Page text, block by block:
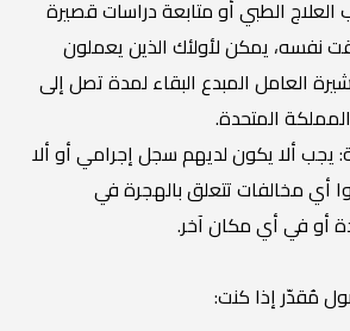
الطبي أو متابعة دراسات قصيرة
نفسه، يمكن لأولئك الذين يعملون
العامل المبدع البقاء لمدة تصل إلى
المتحدة.
يجب ألا يكون لديهم سجل إجرامي أو ألا
أي مخالفات تتعلق بالهجرة في
أو في أي مكان آخر.
مُقدّر إذا كنت: